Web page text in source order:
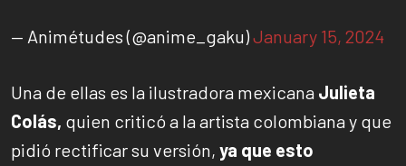
— Animétudes (@anime_gaku)January 15, 2024
Una de ellas es la ilustradora mexicana Julieta
Colás, quien criticó a la artista colombiana y que
pidió rectificar su versión, ya que esto